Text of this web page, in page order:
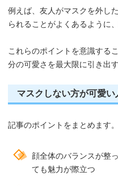
例えば、友人がマスクを外し
られることがよくあるように
これらのポイントを意識する
分の可愛さを最大限に引き出
マスクしない方が可愛
記事のポイントをまとめます。
顔全体のバランスが整
ても魅力が際立つ